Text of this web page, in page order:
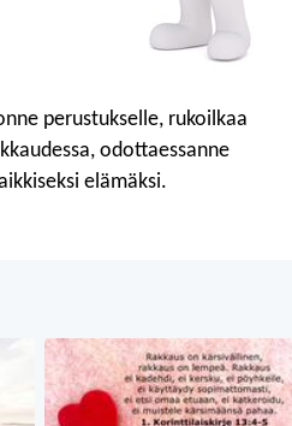
perustukselle, rukoilkaa
odottaessanne
elämäksi.